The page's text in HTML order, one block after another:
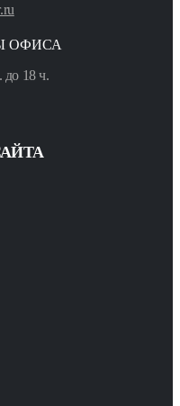
ОФИСА
18 ч.